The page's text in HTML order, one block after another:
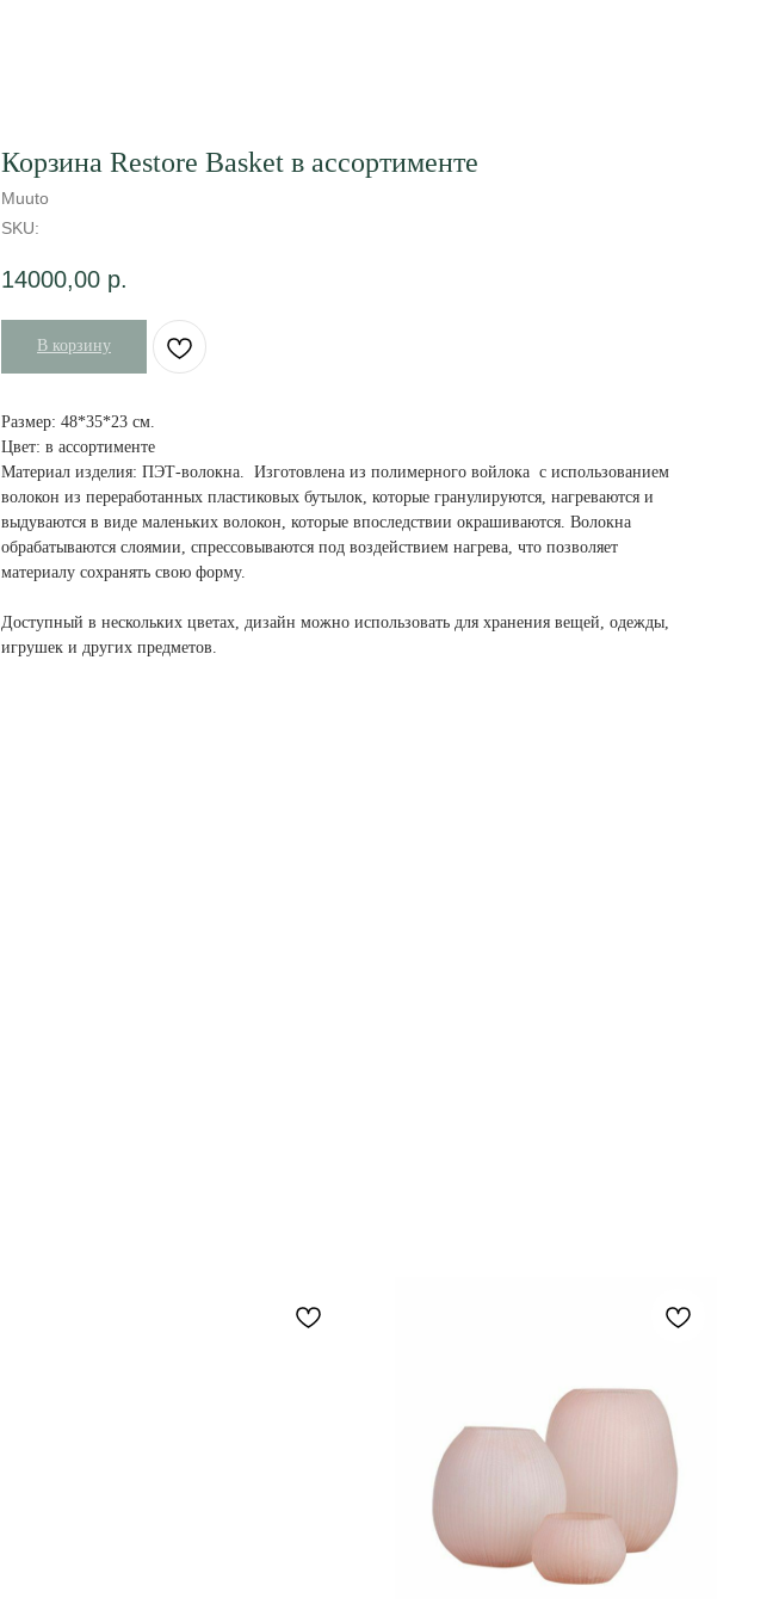
Корзина Restore Basket в ассортименте
Muuto
SKU:
14000,00 р.
В корзину
Размер: 48*35*23 см.
Цвет: в ассортименте
Материал изделия: ПЭТ-волокна. Изготовлена из полимерного войлока с использованием
волокон из переработанных пластиковых бутылок, которые гранулируются, нагреваются и
выдуваются в виде маленьких волокон, которые впоследствии окрашиваются. Волокна
обрабатываются слоямии, спрессовываются под воздействием нагрева, что позволяет
материалу сохранять свою форму.
Доступный в нескольких цветах, дизайн можно использовать для хранения вещей, одежды,
игрушек и других предметов.